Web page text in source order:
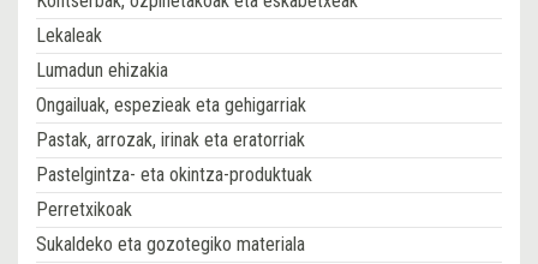
Lekaleak
Lumadun ehizakia
Ongailuak, espezieak eta gehigarriak
Pastak, arrozak, irinak eta eratorriak
Pastelgintza- eta okintza-produktuak
Perretxikoak
Sukaldeko eta gozotegiko materiala